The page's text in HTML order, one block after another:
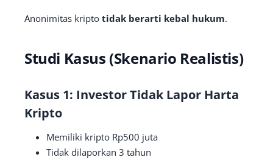
Anonimitas kripto tidak berarti kebal hukum.
Studi Kasus (Skenario Realistis)
Kasus 1: Investor Tidak Lapor Harta
Kripto
Memiliki kripto Rp500 juta
Tidak dilaporkan 3 tahun